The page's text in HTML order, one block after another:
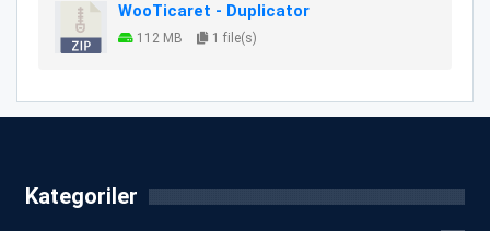
WooTicaret - Duplicator
112 MB 1 file(s)
Kategoriler